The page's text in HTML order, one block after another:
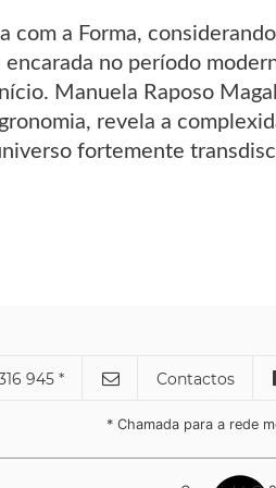
a Forma,
no período
Manuela Raposo
revela a
fortemente
945 * Contactos
* Chamada para a rede